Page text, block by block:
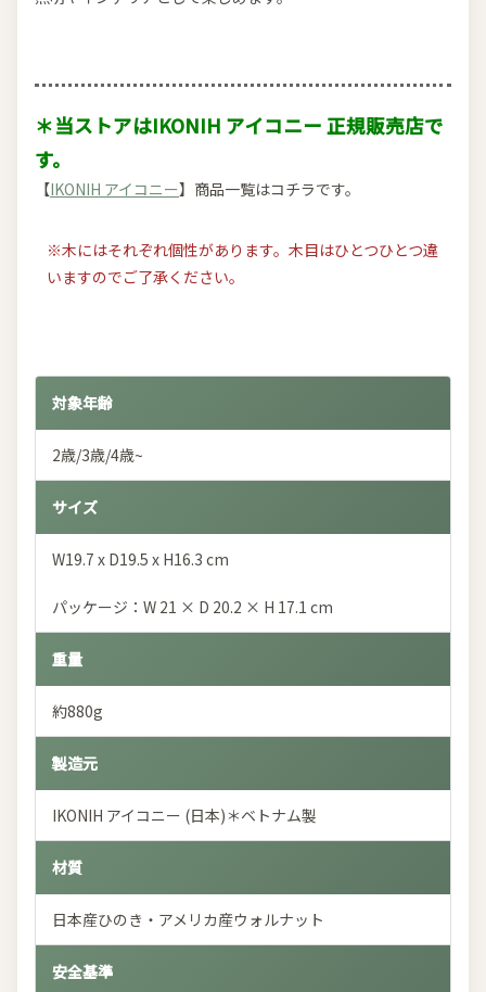
＊当ストアはIKONIH アイコニー 正規販売店で
す。
【IKONIH アイコニー】商品一覧はコチラです。
※木にはそれぞれ個性があります。木目はひとつひとつ違
いますのでご了承ください。
対象年齢
2歳/3歳/4歳~
サイズ
W19.7 x D19.5 x H16.3 cm
パッケージ：W 21 × D 20.2 × H 17.1 cm
重量
約880g
製造元
IKONIH アイコニー (日本)＊ベトナム製
材質
日本産ひのき・アメリカ産ウォルナット
安全基準